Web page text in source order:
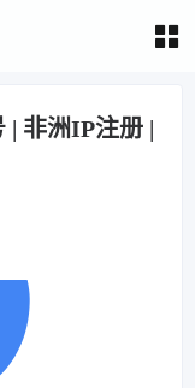
| 非洲IP注册 |